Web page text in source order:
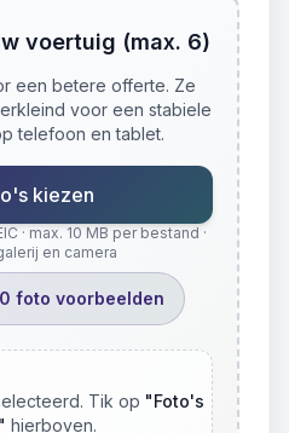
voertuig (max. 6)
een betere offerte. Ze
voor een stabiele
telefoon en tablet.
kiezen
· max. 10 MB per bestand ·
en camera
foto voorbeelden
Tik op "Foto's
" hierboven.